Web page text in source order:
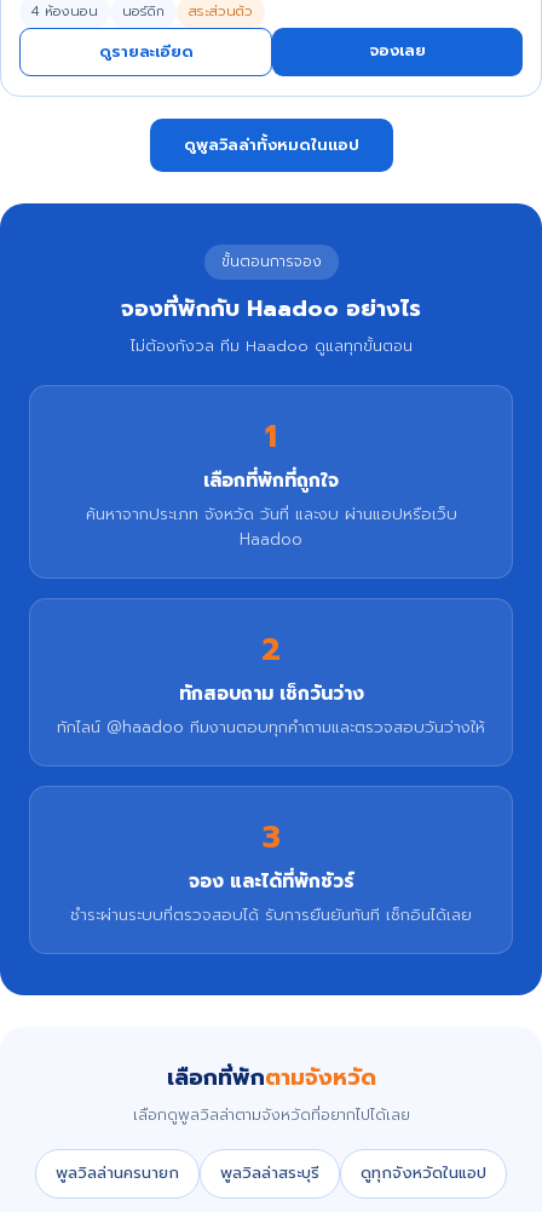
4 ห้องนอน นอร์ดิก สระส่วนตัว
ดูรายละเอียด จองเลย
ดูพูลวิลล่าทั้งหมดในแอป
ขั้นตอนการจอง
จองที่พักกับ Haadoo อย่างไร
ไม่ต้องกังวล ทีม Haadoo ดูแลทุกขั้นตอน
1
เลือกที่พักที่ถูกใจ
ค้นหาจากประเภท จังหวัด วันที่ และงบ ผ่านแอปหรือเว็บ
Haadoo
2
ทักสอบถาม เช็กวันว่าง
ทักไลน์ @haadoo ทีมงานตอบทุกคำถามและตรวจสอบวันว่างให้
3
จอง และได้ที่พักชัวร์
ชำระผ่านระบบที่ตรวจสอบได้ รับการยืนยันทันที เช็กอินได้เลย
เลือกที่พักตามจังหวัด
เลือกดูพูลวิลล่าตามจังหวัดที่อยากไปได้เลย
พูลวิลล่านครนายก พูลวิลล่าสระบุรี ดูทุกจังหวัดในแอป